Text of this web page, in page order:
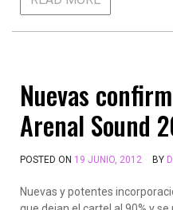
Nuevas
Arenal Sound
POSTED ON 19 JUNIO, 2012 BY
Nuevas y potentes